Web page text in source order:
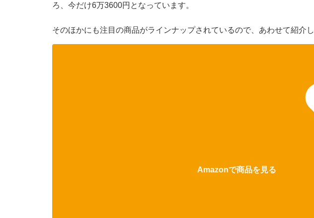
ろ、今だけ6万3600円となっています。
そのほかにも注目の商品がラインナップされているので、あわせて紹介し
Amazonで商品を見る